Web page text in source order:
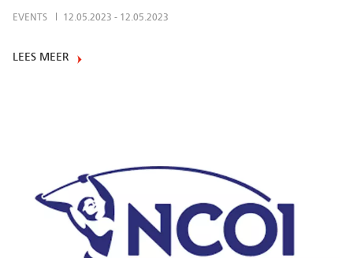
EVENTS 12.05.2023 - 12.05.2023
LEES MEER